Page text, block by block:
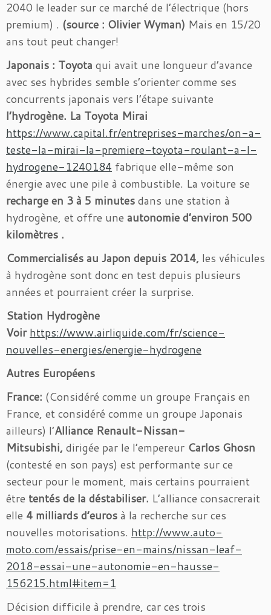
2040 le leader sur ce marché de l’électrique (hors
premium) . (source : Olivier Wyman) Mais en 15/20
ans tout peut changer!
Japonais : Toyota qui avait une longueur d’avance
avec ses hybrides semble s’orienter comme ses
concurrents japonais vers l’étape suivante
l’hydrogène. La Toyota Mirai
https://www.capital.fr/entreprises-marches/on-a-
teste-la-mirai-la-premiere-toyota-roulant-a-l-
hydrogene-1240184 fabrique elle-même son
énergie avec une pile à combustible. La voiture se
recharge en 3 à 5 minutesdans une station à
hydrogène, et offre une autonomie d’environ 500
kilomètres .
Commercialisés au Japon depuis 2014, les véhicules
à hydrogène sont donc en test depuis plusieurs
années et pourraient créer la surprise.
Station Hydrogène
Voir https://www.airliquide.com/fr/science-
nouvelles-energies/energie-hydrogene
Autres Européens
France: (Considéré comme un groupe Français en
France, et considéré comme un groupe Japonais
ailleurs) l’Alliance Renault-Nissan-
Mitsubishi, dirigée par le l’empereur Carlos Ghosn
(contesté en son pays) est performante sur ce
secteur pour le moment, mais certains pourraient
être tentés de la déstabiliser. L’alliance consacrerait
elle 4 milliards d’eurosà la recherche sur ces
nouvelles motorisations. http://www.auto-
moto.com/essais/prise-en-mains/nissan-leaf-
2018-essai-une-autonomie-en-hausse-
156215.html#item=1
Décision difficile à prendre, car ces trois